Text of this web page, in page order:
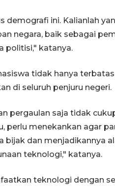
demografi ini. Kalianlah
negara, baik sebagai
politisi," katanya.
tidak hanya
di seluruh penjuru negeri.
pergaulan saja tidak
perlu menekankan agar
bijak dan menjadikannya
teknologi," katanya.
teknologi dengan